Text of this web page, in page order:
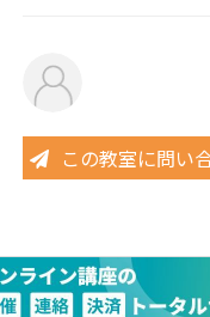
この教室に問い